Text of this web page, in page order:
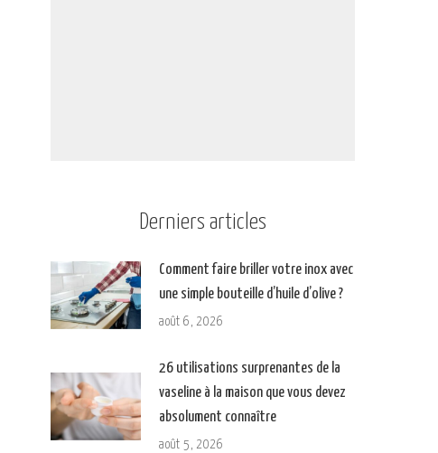
Derniers articles
Comment faire briller votre inox avec
une simple bouteille d’huile d’olive ?
août 6, 2026
26 utilisations surprenantes de la
vaseline à la maison que vous devez
absolument connaître
août 5, 2026